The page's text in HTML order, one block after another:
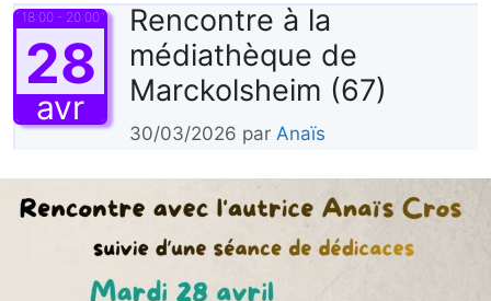
18:00 - 20:00
28
avr
Rencontre à la
médiathèque de
Marckolsheim (67)
30/03/2026 par Anaïs